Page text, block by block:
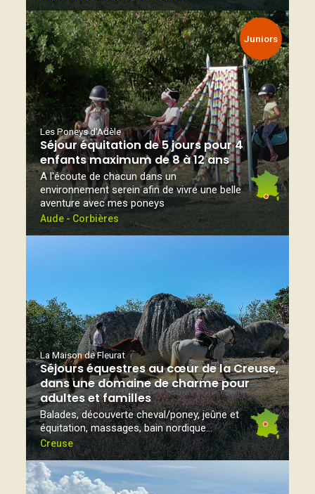
Juniors
Les Poneys d'Adèle
Séjour équitation de 5 jours pour 4
enfants maximum de 8 à 12 ans
A l'écoute de chacun dans un
environnement serein afin de vivre une belle
aventure avec mes poneys
Aude - Corbières
La Maison de Fleurat
Séjours équestres au cœur de la Creuse,
dans une domaine de charme pour
adultes et familles
Balades, découverte cheval/poney, jeûne et
équitation, massages, bain nordique...
Creuse